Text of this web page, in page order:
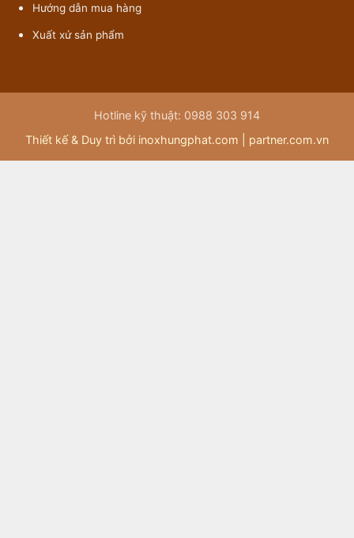
Hướng dẫn mua hàng
Xuất xứ sản phẩm
Hotline kỹ thuật: 0988 303 914
Thiết kế & Duy trì bởi inoxhungphat.com | partner.com.vn